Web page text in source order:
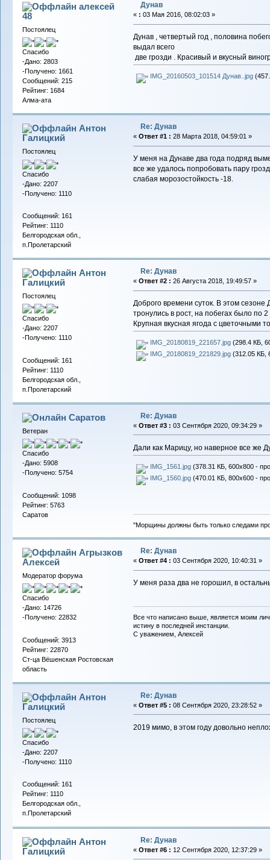
алексей
48
Постоялец
Спасибо
-Дано: 2803
-Получено: 1661
Сообщений: 215
Рейтинг: 1684
Алма-ата
Дунав
« : 03 Мая 2016, 08:02:03 »
Дунав , четвертый год , половина
выдал всего
две грозди . Красивый и вкусный
IMG_20160503_101514 Дунав..jpg
Антон
Галицкий
Постоялец
Спасибо
-Дано: 2207
-Получено: 1110
Сообщений: 161
Рейтинг: 1110
Белгородская обл.,
п.Пролетарский
Re: Дунав
« Ответ #1 : 28 Марта 2018, 04:59:01 »
У меня на Дунаве два года подряд
все же удалось попробовать пару
слабая морозостойкость -18.
Антон
Галицкий
Постоялец
Спасибо
-Дано: 2207
-Получено: 1110
Сообщений: 161
Рейтинг: 1110
Белгородская обл.,
п.Пролетарский
Re: Дунав
« Ответ #2 : 26 Августа 2018, 19:49:57 »
Доброго времени суток. В этом сезоне
тронулись в рост, на побегах было по
Крупная вкусная ягода с цветочными
IMG_20180819_221657.jpg(298.4 КБ,
IMG_20180819_221829.jpg(312.05 КБ,
Саратов
Ветеран
Спасибо
-Дано: 5908
-Получено: 5754
Сообщений: 1098
Рейтинг: 5763
Саратов
Re: Дунав
« Ответ #3 : 03 Сентября 2020, 09:34:29 »
Дали как Марицу, но наверное все же
IMG_1561.jpg(378.31 КБ, 600x800 -
IMG_1560.jpg(470.01 КБ, 800x600 -
"Морщины должны быть только следами
Агрызков
Алексей
Модератор форума
Спасибо
-Дано: 14726
-Получено: 22832
Сообщений: 3913
Рейтинг: 22870
Ст-ца Вёшенская Ростовская
область
Re: Дунав
« Ответ #4 : 03 Сентября 2020, 10:40:31 »
У меня раза два не горошил, в
Все что написано выше, является моим
истину в последней инстанции.
С уважением, Алексей
Антон
Галицкий
Постоялец
Спасибо
-Дано: 2207
-Получено: 1110
Сообщений: 161
Рейтинг: 1110
Белгородская обл.,
п.Пролетарский
Re: Дунав
« Ответ #5 : 08 Сентября 2020, 23:28:52 »
2019 мимо, в этом году довольно
Антон
Галицкий
Re: Дунав
« Ответ #6 : 12 Сентября 2020, 12:37:29 »